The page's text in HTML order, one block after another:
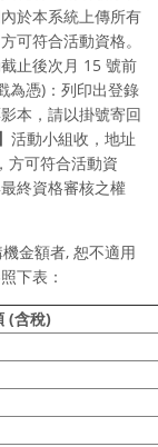
於本系統上傳所有
可符合活動資格。
止後次月 15 號前
為憑)：列印出登錄
本， 請以掛號寄回
活動小組收，地址
，方可符合活動資
終資格審核之權
金額者, 恕不適用
下表：
(含稅)